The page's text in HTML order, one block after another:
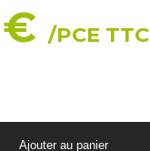
€/PCE TTC